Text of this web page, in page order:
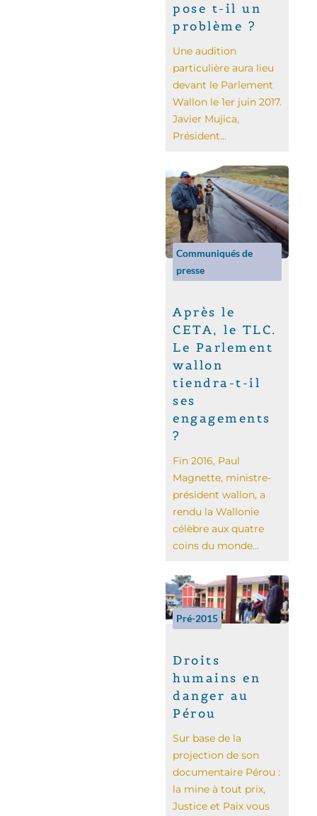
pose t-il un
problème ?
Une audition
particulière aura lieu
devant le Parlement
Wallon le 1er juin 2017.
Javier Mujica,
Président...
Communiqués de
presse
Après le
CETA, le TLC.
Le Parlement
wallon
tiendra-t-il
ses
engagements
?
Fin 2016, Paul
Magnette, ministre-
président wallon, a
rendu la Wallonie
célèbre aux quatre
coins du monde...
Pré-2015
Droits
humains en
danger au
Pérou
Sur base de la
projection de son
documentaire Pérou :
la mine à tout prix,
Justice et Paix vous